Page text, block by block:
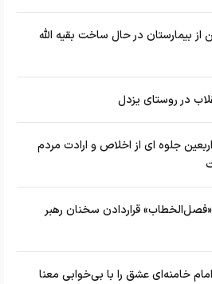
بیمارستان در حال ساخت بقیه الله
در روستای یزدل
جلوه ای از اخلاص و ارادت مردم
«فصل‌الخطاب» قراردادن سخنان رهبر
خامنه‌ای عشق را با بی‌خوابی معنا